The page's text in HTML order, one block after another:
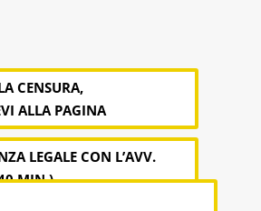
CENSURA,
ALLA PAGINA
LEGALE CON L’AVV.
MIN.)